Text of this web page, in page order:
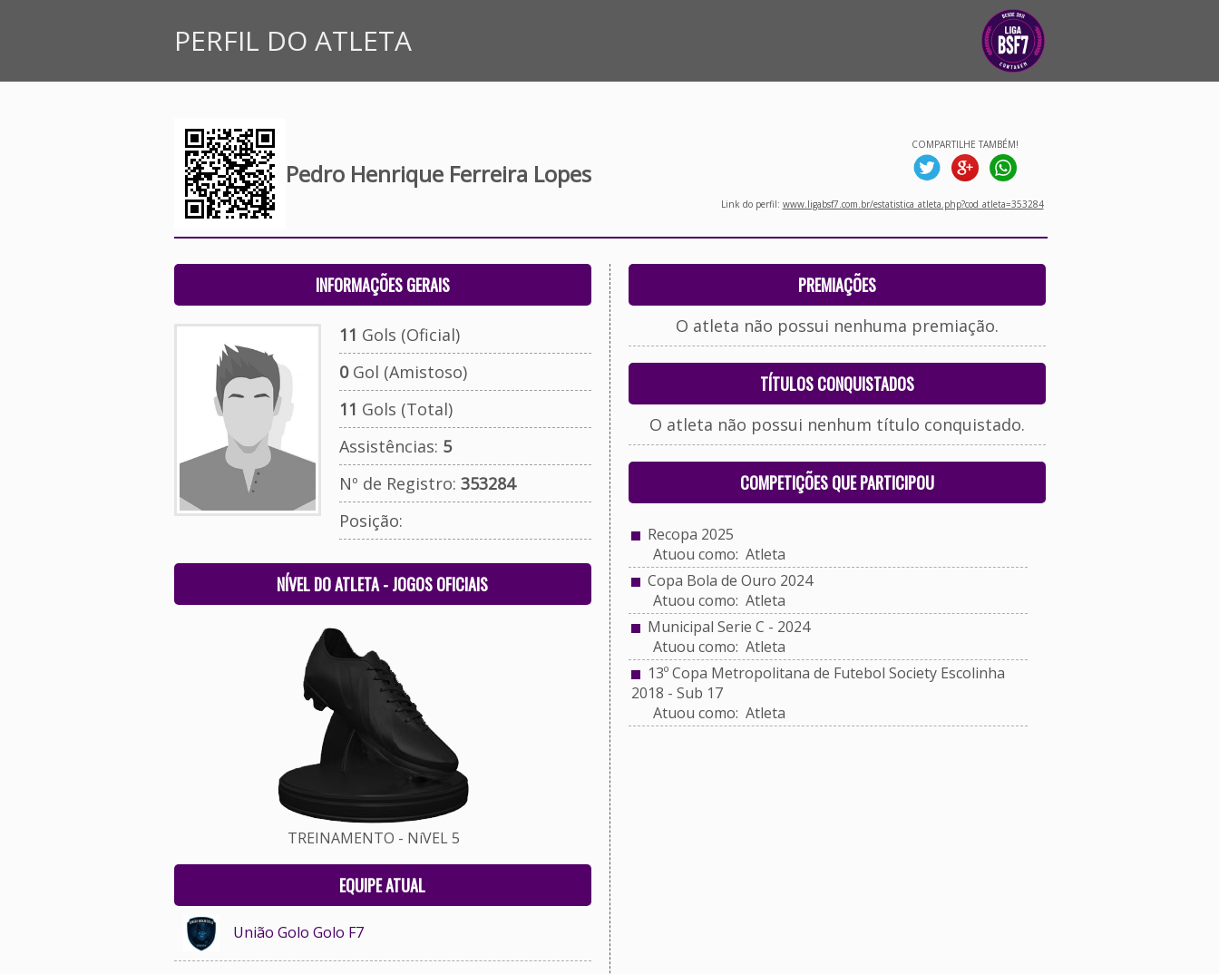
PERFIL DO ATLETA
Pedro Henrique Ferreira Lopes
COMPARTILHE TAMBÉM!
Link do perfil: www.ligabsf7.com.br/estatistica_atleta.php?cod_atleta=353284
INFORMAÇÕES GERAIS
11 Gols (Oficial)
0Gol (Amistoso)
11 Gols (Total)
Assistências: 5
Nº de Registro: 353284
Posição:
NÍVEL DO ATLETA - JOGOS OFICIAIS
TREINAMENTO - NíVEL 5
EQUIPE ATUAL
União Golo Golo F7
PREMIAÇÕES
O atleta não possui nenhuma premiação.
TÍTULOS CONQUISTADOS
O atleta não possui nenhum título conquistado.
COMPETIÇÕES QUE PARTICIPOU
Recopa 2025
Atuou como: Atleta
Copa Bola de Ouro 2024
Atuou como: Atleta
Municipal Serie C - 2024
Atuou como: Atleta
13º Copa Metropolitana de Futebol Society Escolinha
2018 - Sub 17
Atuou como: Atleta